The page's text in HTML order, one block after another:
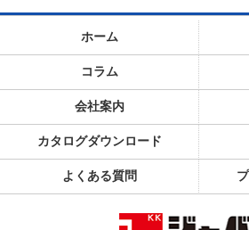
ホーム
コラム
会社案内
カタログダウンロード
よくある質問